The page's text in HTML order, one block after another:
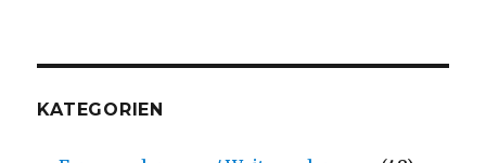
KATEGORIEN